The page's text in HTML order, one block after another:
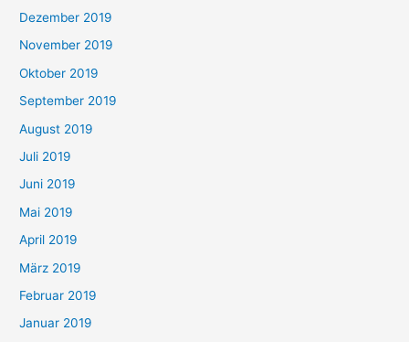
Dezember 2019
November 2019
Oktober 2019
September 2019
August 2019
Juli 2019
Juni 2019
Mai 2019
April 2019
März 2019
Februar 2019
Januar 2019